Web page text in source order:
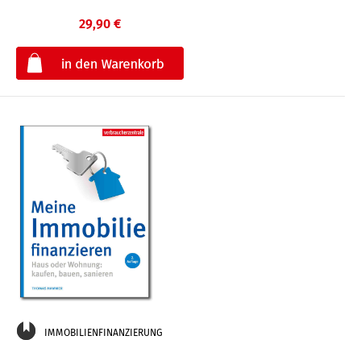
29,90 €
IMMOBILIENFINANZIERUNG